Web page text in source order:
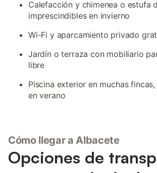
Calefacción y chimenea o estufa
imprescindibles en invierno
Wi-Fi y aparcamiento privado
Jardín o terraza con mobiliario
libre
Piscina exterior en muchas
en verano
Cómo llegar a Albacete
Opciones de